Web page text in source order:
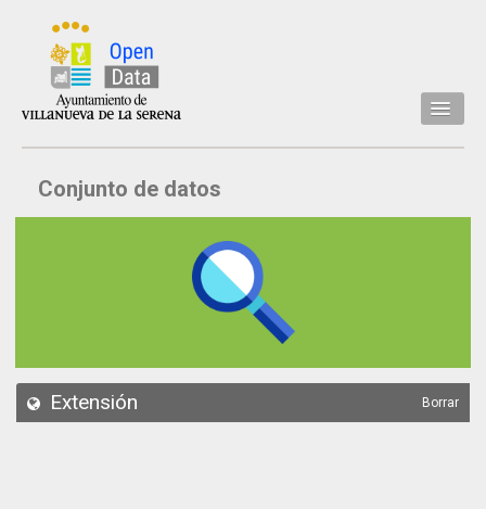
Inicio
Datos
API
Conjunto de datos
Extensión Borrar